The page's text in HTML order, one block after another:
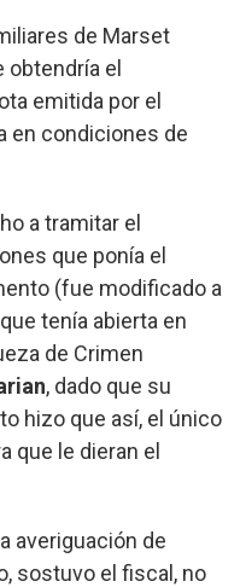
de Marset
obtendría el
emitida por el
en condiciones de
a tramitar el
que ponía el
(fue modificado a
tenía abierta en
de Crimen
, dado que su
hizo que así, el único
que le dieran el
averiguación de
sostuvo el fiscal, no